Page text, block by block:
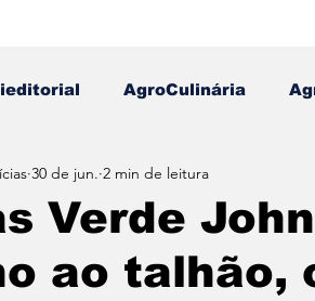
AgroCulinária
Sustentabilidade
Verde
ao talhão,
30 de jun. 2 min de leitura